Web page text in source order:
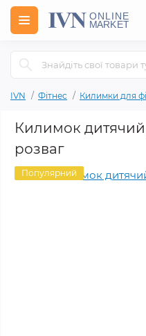
IVN Фітнес Килимки для
Килимок дитячий
розваг
Популярний